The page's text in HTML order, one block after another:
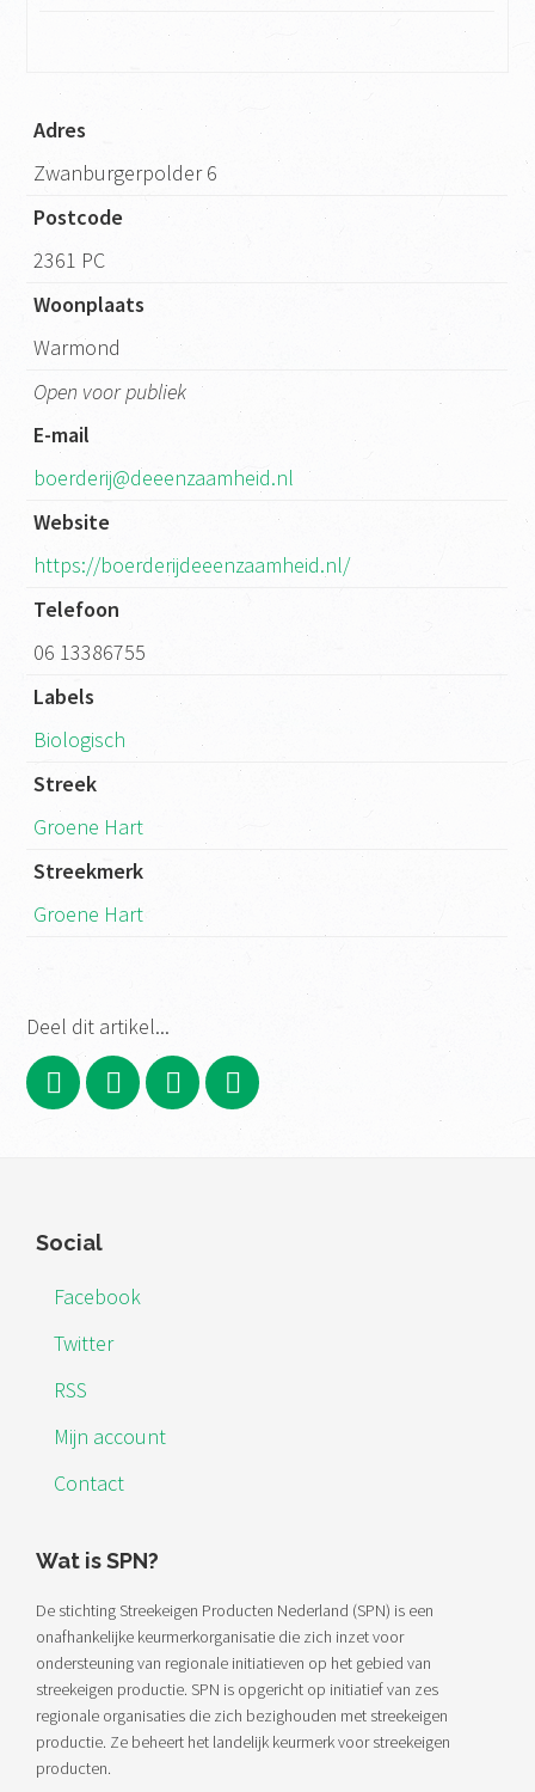
Adres
Zwanburgerpolder 6
Postcode
2361 PC
Woonplaats
Warmond
Open voor publiek
E-mail
boerderij@deeenzaamheid.nl
Website
https://boerderijdeeenzaamheid.nl/
Telefoon
06 13386755
Labels
Biologisch
Streek
Groene Hart
Streekmerk
Groene Hart
Deel dit artikel...
Footer
Social
Facebook
Twitter
RSS
Mijn account
Contact
Wat is SPN?
De stichting Streekeigen Producten Nederland (SPN) is een
onafhankelijke keurmerkorganisatie die zich inzet voor
ondersteuning van regionale initiatieven op het gebied van
streekeigen productie. SPN is opgericht op initiatief van zes
regionale organisaties die zich bezighouden met streekeigen
productie. Ze beheert het landelijk keurmerk voor streekeigen
producten.